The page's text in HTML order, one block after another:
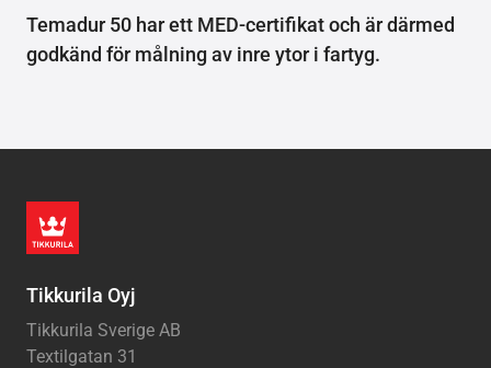
Temadur 50 har ett MED-certifikat och är därmed
godkänd för målning av inre ytor i fartyg.
Tikkurila Oyj
Tikkurila Sverige AB
Textilgatan 31